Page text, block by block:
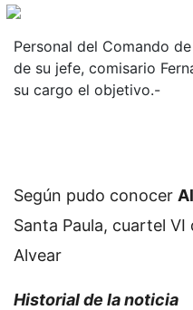
Personal del Comando
de su jefe, comisario
su cargo el objetivo.-
Según pudo conocer
Santa Paula, cuartel
Alvear
Historial de la noticia